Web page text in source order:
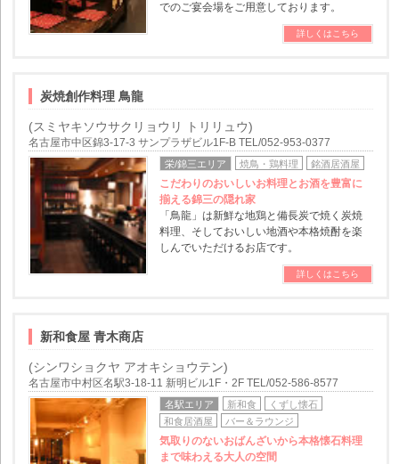
でのご宴会場をご用意しております。
詳しくはこちら
炭焼創作料理 鳥龍
(スミヤキソウサクリョウリ トリリュウ)
名古屋市中区錦3-17-3 サンプラザビル1F-B TEL/052-953-0377
栄/錦三エリア 焼鳥・鶏料理 銘酒居酒屋
こだわりのおいしいお料理とお酒を豊富に
揃える錦三の隠れ家
「鳥龍」は新鮮な地鶏と備長炭で焼く炭焼
料理、そしておいしい地酒や本格焼酎を楽
しんでいただけるお店です。
詳しくはこちら
新和食屋 青木商店
(シンワショクヤ アオキショウテン)
名古屋市中村区名駅3-18-11 新明ビル1F・2F TEL/052-586-8577
名駅エリア 新和食
くずし懐石
和食居酒屋
バー＆ラウンジ
気取りのないおばんざいから本格懐石料理
まで味わえる大人の空間